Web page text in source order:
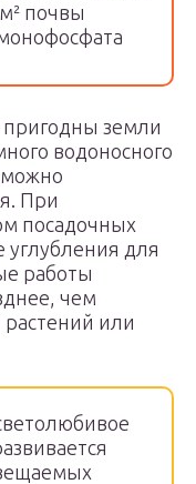
почвы
земли
водоносного
При
посадочных
для
работы
чем
растений или